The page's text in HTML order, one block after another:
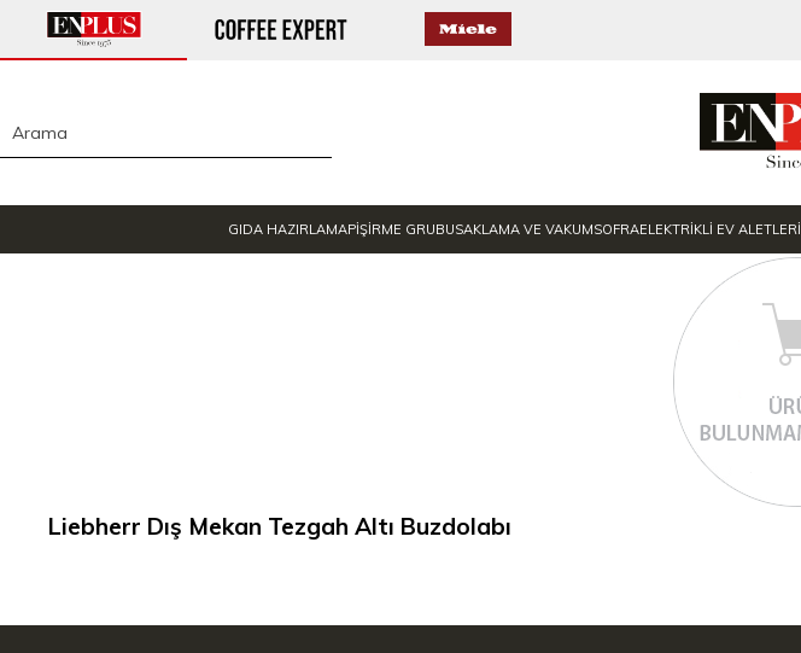
GIDA HAZIRLAMAPİŞİRME GRUBUSAKLAMA VE VAKUMSOFRAELEKTRİKLİ EV ALETLERİ
Liebherr Dış Mekan Tezgah Altı Buzdolabı